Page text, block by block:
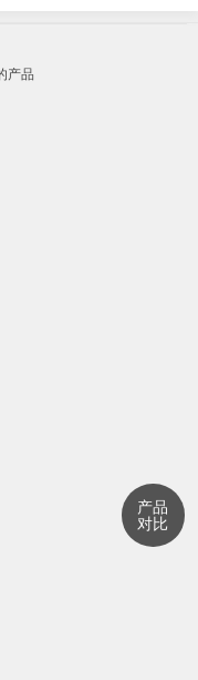
产品
产品
对比